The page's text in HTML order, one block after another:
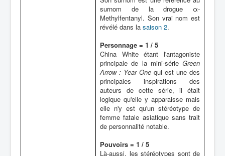
surnom de la drogue α-
Methylfentanyl. Son vrai nom est
révélé dans la saison 2.
Personnage = 1 / 5
China White étant l'antagoniste
principale de la mini-série Green
Arrow : Year One qui est une des
principales inspirations des
auteurs de cette série, il était
logique qu'elle y apparaisse mais
elle n'y est qu'un stéréotype de
femme fatale asiatique sans trait
de personnalité notable.
Pouvoirs = 1 / 5
Là-aussi, les stéréotypes sont de